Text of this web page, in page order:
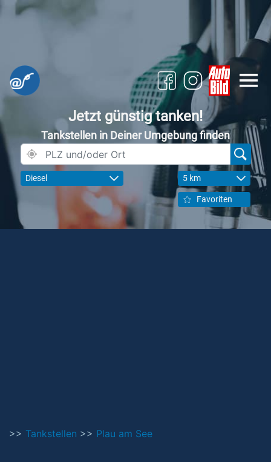
Jetzt günstig tanken!
Tankstellen in Deiner Umgebung finden
Diesel 5 km
Favoriten
>> Tankstellen >> Plau am See